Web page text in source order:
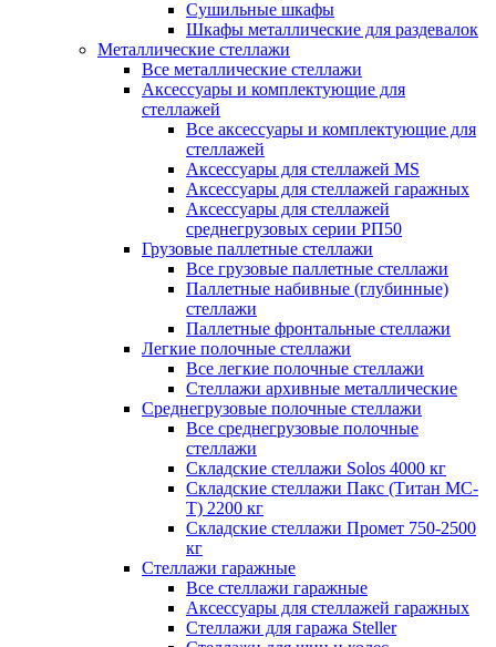
Сушильные шкафы
Шкафы металлические для раздевалок
Металлические стеллажи
Все металлические стеллажи
Аксессуары и комплектующие для
стеллажей
Все аксессуары и комплектующие для
стеллажей
Аксессуары для стеллажей MS
Аксессуары для стеллажей гаражных
Аксессуары для стеллажей
среднегрузовых серии РП50
Грузовые паллетные стеллажи
Все грузовые паллетные стеллажи
Паллетные набивные (глубинные)
стеллажи
Паллетные фронтальные стеллажи
Легкие полочные стеллажи
Все легкие полочные стеллажи
Стеллажи архивные металлические
Среднегрузовые полочные стеллажи
Все среднегрузовые полочные
стеллажи
Складские стеллажи Solos 4000 кг
Складские стеллажи Пакс (Титан МС-
Т) 2200 кг
Складские стеллажи Промет 750-2500
кг
Стеллажи гаражные
Все стеллажи гаражные
Аксессуары для стеллажей гаражных
Стеллажи для гаража Steller